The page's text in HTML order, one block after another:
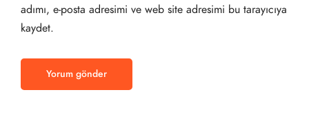
adımı, e-posta adresimi ve web site adresimi bu tarayıcıya
kaydet.